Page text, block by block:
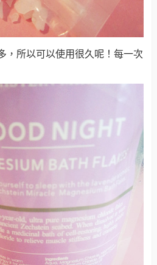
，所以可以使用很久呢！每一次